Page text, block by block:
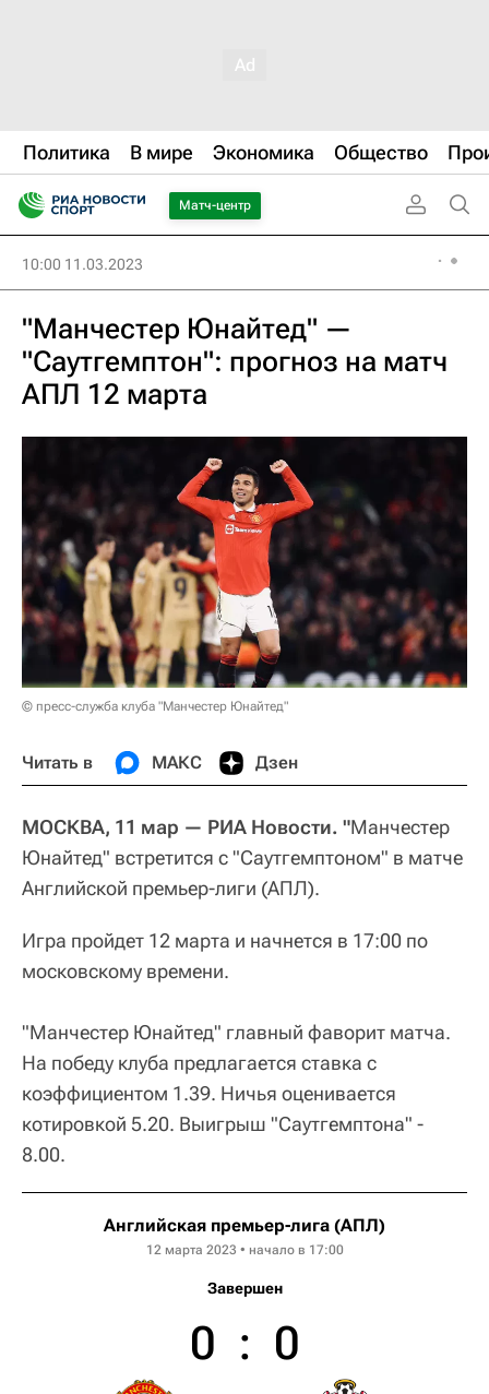
Политика В мире Экономика Общество
Матч-центр
10:00 11.03.2023
"Манчестер Юнайтед" —
"Саутгемптон": прогноз на матч
АПЛ 12 марта
© пресс-служба клуба "Манчестер Юнайтед"
Читать в МАКС Дзен
МОСКВА, 11 мар — РИА Новости. "Манчестер
Юнайтед" встретится с "Саутгемптоном" в матче
Английской премьер-лиги (АПЛ).
Игра пройдет 12 марта и начнется в 17:00 по
московскому времени.
"Манчестер Юнайтед" главный фаворит матча.
На победу клуба предлагается ставка с
коэффициентом 1.39. Ничья оценивается
котировкой 5.20. Выигрыш "Саутгемптона" -
8.00.
Английская премьер-лига (АПЛ)
12 марта 2023 • начало в 17:00
Завершен
0 : 0